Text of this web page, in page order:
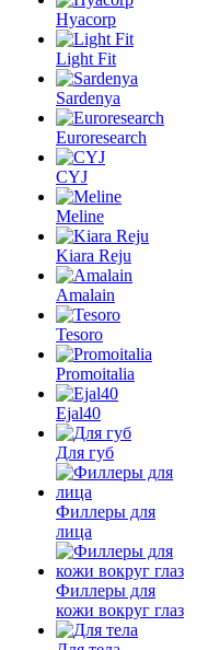
Hyacorp
Light Fit
Sardenya
Euroresearch
CYJ
Meline
Kiara Reju
Amalain
Tesoro
Promoitalia
Ejal40
Для губ
Филлеры для
лица
Филлеры для
кожи вокруг глаз